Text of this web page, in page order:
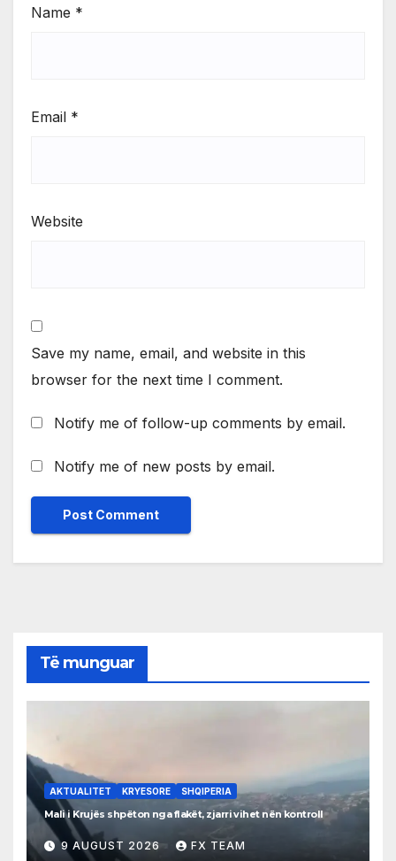
Name *
Email *
Website
Save my name, email, and website in this
browser for the next time I comment.
Notify me of follow-up comments by email.
Notify me of new posts by email.
Të munguar
AKTUALITET KRYESORE SHQIPERIA
Mali i Krujës shpëton nga flakët, zjarri vihet nën kontroll
9 AUGUST 2026 FX TEAM